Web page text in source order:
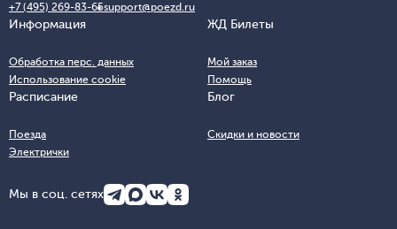
+7 (495) 269-83-65support@poezd.ru
Информация
Обработка перс. данных
Использование cookie
ЖД Билеты
Мой заказ
Помощь
Расписание
Поезда
Электрички
Блог
Скидки и новости
Мы в соц. сетях